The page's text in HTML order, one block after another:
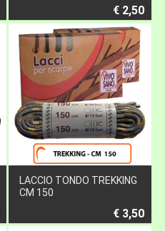
€ 2,50
LACCIO TONDO TREKKING
CM 150
€ 3,50